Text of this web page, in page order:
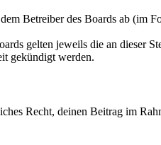
Betreiber des Boards ab (im
gelten jeweils die an dieser
gekündigt werden.
Recht, deinen Beitrag im